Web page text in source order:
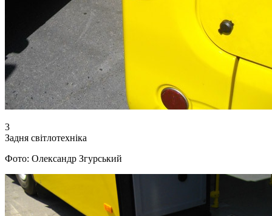
3
Задня світлотехніка
Фото: Олександр Згурський